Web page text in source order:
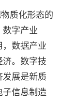
质化形态的
数字产业
，数据产业
。数字技
展是新质
子信息制造